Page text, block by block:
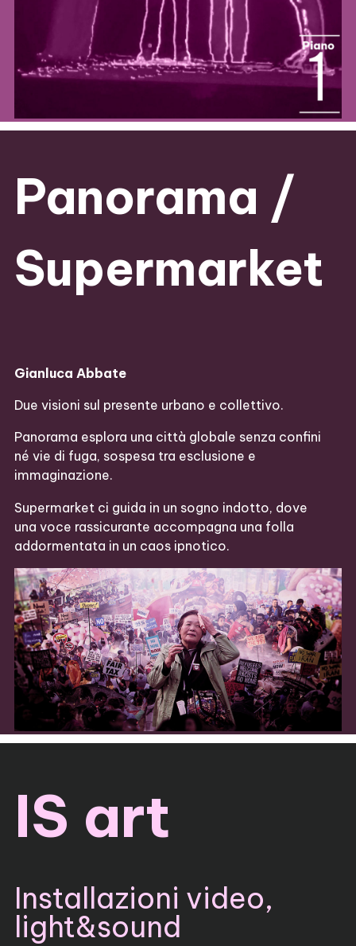
Panorama /
Supermarket
Gianluca Abbate
Due visioni sul presente urbano e collettivo.
Panorama esplora una città globale senza confini
né vie di fuga, sospesa tra esclusione e
immaginazione.
Supermarket ci guida in un sogno indotto, dove
una voce rassicurante accompagna una folla
addormentata in un caos ipnotico.
IS art
Installazioni video,
light&sound